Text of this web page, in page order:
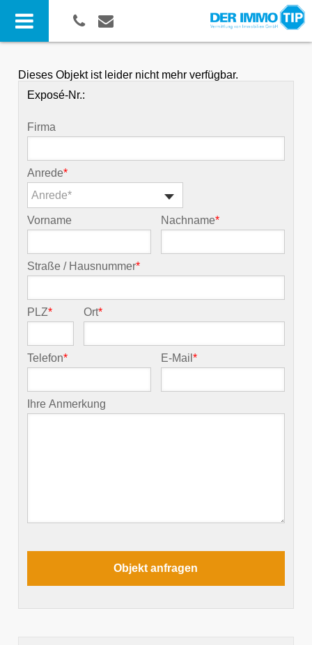
Dieses Objekt ist leider nicht mehr verfügbar.
Exposé-Nr.:
Firma
Anrede*
Anrede*
Vorname Nachname*
Straße / Hausnummer*
PLZ* Ort*
Telefon* E-Mail*
Ihre Anmerkung